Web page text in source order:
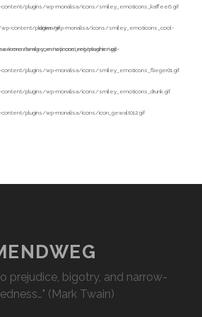
prejudice, bigotry, and narrow-
(Mark Twain)